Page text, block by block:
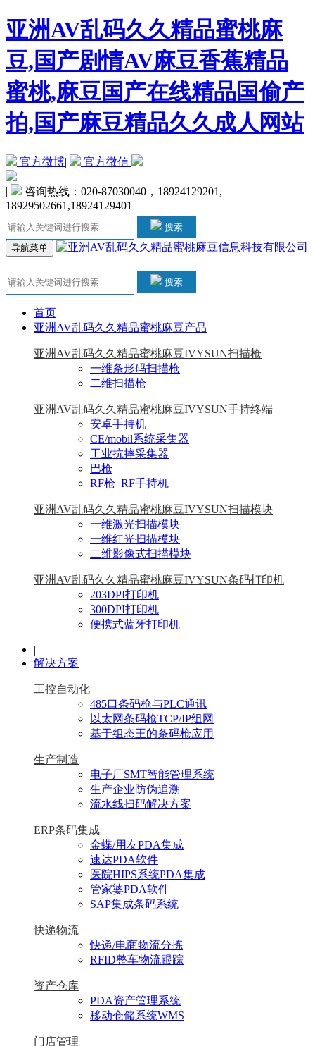
亚洲AV乱码久久精品蜜桃麻
豆,国产剧情AV麻豆香蕉精品
蜜桃,麻豆国产在线精品国偷产
拍,国产麻豆精品久久成人网站
官方微博| 官方微信
|
咨询热线：020-87030040，18924129201,
18929502661,18924129401
搜索
导航菜单
搜索
首页
亚洲AV乱码久久精品蜜桃麻豆产品
亚洲AV乱码久久精品蜜桃麻豆IVYSUN扫描枪
一维条形码扫描枪
二维扫描枪
亚洲AV乱码久久精品蜜桃麻豆IVYSUN手持终端
安卓手持机
CE/mobil系统采集器
工业抗摔采集器
巴枪
RF枪_RF手持机
亚洲AV乱码久久精品蜜桃麻豆IVYSUN扫描模块
一维激光扫描模块
一维红光扫描模块
二维影像式扫描模块
亚洲AV乱码久久精品蜜桃麻豆IVYSUN条码打印机
203DPI打印机
300DPI打印机
便携式蓝牙打印机
|
解决方案
工控自动化
485口条码枪与PLC通讯
以太网条码枪TCP/IP组网
基于组态王的条码枪应用
生产制造
电子厂SMT智能管理系统
生产企业防伪追溯
流水线扫码解决方案
ERP条码集成
金蝶/用友PDA集成
速达PDA软件
医院HIPS系统PDA集成
管家婆PDA软件
SAP集成条码系统
快递物流
快递/电商物流分拣
RFID整车物流跟踪
资产仓库
PDA资产管理系统
移动仓储系统WMS
门店管理